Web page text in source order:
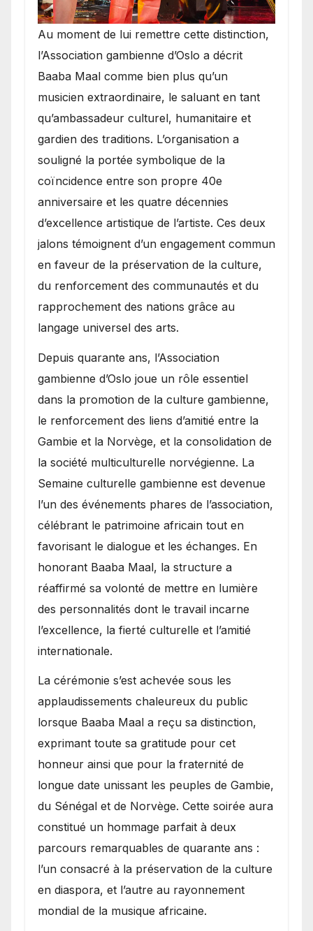
​Au moment de lui remettre cette distinction,
l’Association gambienne d’Oslo a décrit
Baaba Maal comme bien plus qu’un
musicien extraordinaire, le saluant en tant
qu’ambassadeur culturel, humanitaire et
gardien des traditions. L’organisation a
souligné la portée symbolique de la
coïncidence entre son propre 40e
anniversaire et les quatre décennies
d’excellence artistique de l’artiste. Ces deux
jalons témoignent d’un engagement commun
en faveur de la préservation de la culture,
du renforcement des communautés et du
rapprochement des nations grâce au
langage universel des arts.
​Depuis quarante ans, l’Association
gambienne d’Oslo joue un rôle essentiel
dans la promotion de la culture gambienne,
le renforcement des liens d’amitié entre la
Gambie et la Norvège, et la consolidation de
la société multiculturelle norvégienne. La
Semaine culturelle gambienne est devenue
l’un des événements phares de l’association,
célébrant le patrimoine africain tout en
favorisant le dialogue et les échanges. En
honorant Baaba Maal, la structure a
réaffirmé sa volonté de mettre en lumière
des personnalités dont le travail incarne
l’excellence, la fierté culturelle et l’amitié
internationale.
​La cérémonie s’est achevée sous les
applaudissements chaleureux du public
lorsque Baaba Maal a reçu sa distinction,
exprimant toute sa gratitude pour cet
honneur ainsi que pour la fraternité de
longue date unissant les peuples de Gambie,
du Sénégal et de Norvège. Cette soirée aura
constitué un hommage parfait à deux
parcours remarquables de quarante ans :
l’un consacré à la préservation de la culture
en diaspora, et l’autre au rayonnement
mondial de la musique africaine.